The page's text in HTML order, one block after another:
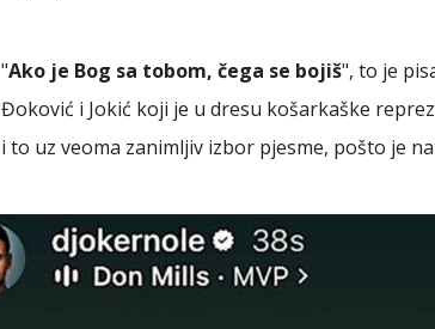
"Ako je Bog sa tobom, čega se bojiš", to je
Đoković i Jokić koji je u dresu košarkaške
i to uz veoma zanimljiv izbor pjesme, pošto je